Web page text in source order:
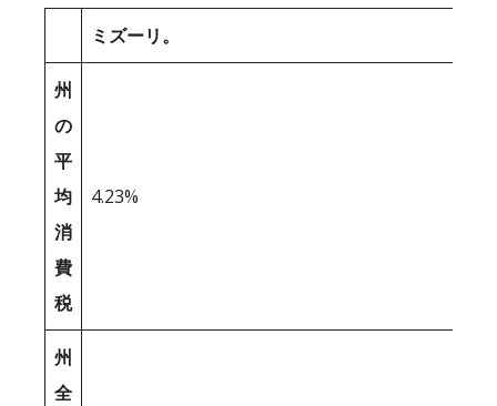
ミズーリ。
州
の
平
均
消
費
税
4.23%
州
全